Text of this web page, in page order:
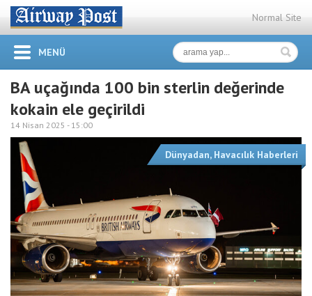
Normal Site
MENÜ
BA uçağında 100 bin sterlin değerinde
kokain ele geçirildi
14 Nisan 2025 - 15:00
Dünyadan, Havacılık Haberleri